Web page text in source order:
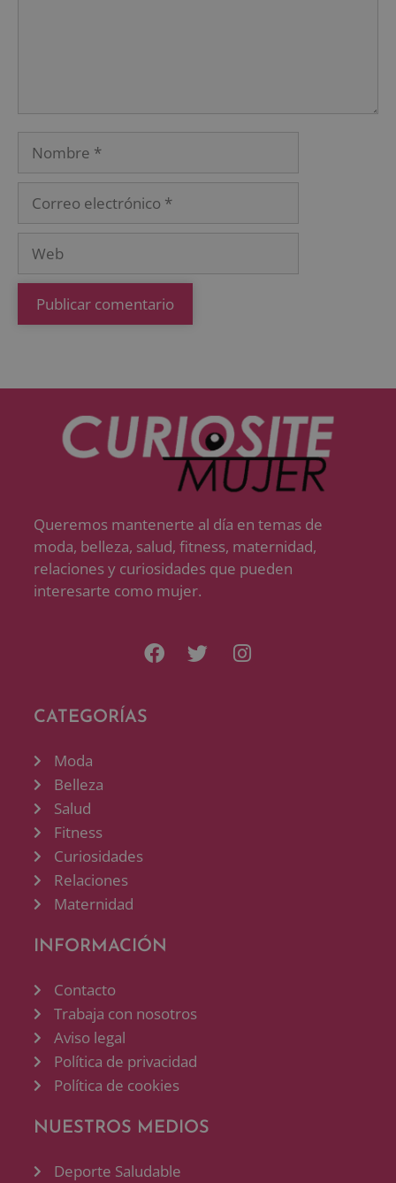
Queremos mantenerte al día en temas de
moda, belleza, salud, fitness, maternidad,
relaciones y curiosidades que pueden
interesarte como mujer.
CATEGORÍAS
Moda
Belleza
Salud
Fitness
Curiosidades
Relaciones
Maternidad
INFORMACIÓN
Contacto
Trabaja con nosotros
Aviso legal
Política de privacidad
Política de cookies
NUESTROS MEDIOS
Deporte Saludable